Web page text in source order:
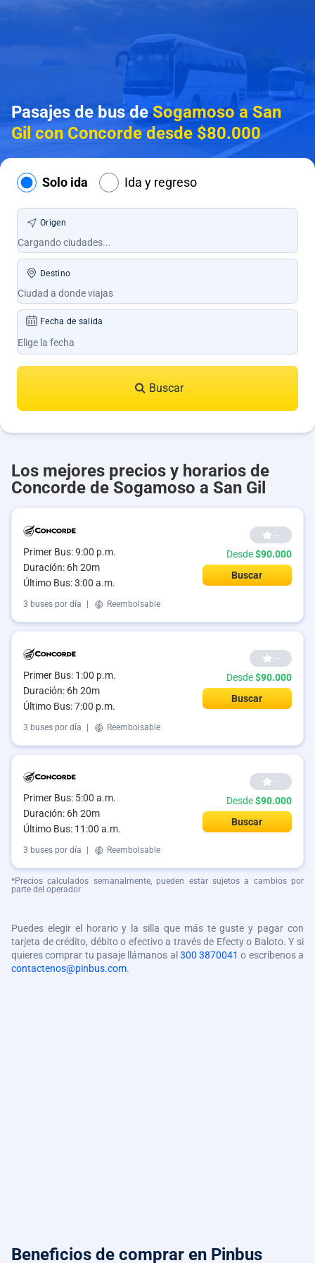
Pasajes de bus deSogamoso a San
Gil con Concorde desde $80.000
Solo ida Ida y regreso
Origen
Destino
Fecha de salida
Buscar
Los mejores precios y horarios de
Concorde de Sogamoso a San Gil
Primer Bus: 9:00 p.m.
Duración: 6h 20m
Último Bus: 3:00 a.m.
--
Desde$90.000
Buscar
3 buses por día Reembolsable
Primer Bus: 1:00 p.m.
Duración: 6h 20m
Último Bus: 7:00 p.m.
--
Desde$90.000
Buscar
3 buses por día | Reembolsable
Primer Bus: 5:00 a.m.
Duración: 6h 20m
Último Bus: 11:00 a.m.
--
Desde$90.000
Buscar
3 buses por día Reembolsable
*Precios calculados semanalmente, pueden estar sujetos a cambios por
parte del operador
Puedes elegir el horario y la silla que más te guste y pagar con
tarjeta de crédito, débito o efectivo a través de Efecty o Baloto. Y si
quieres comprar tu pasaje llámanos al 300 3870041 o escríbenos a
contactenos@pinbus.com.
Beneficios de comprar en Pinbus